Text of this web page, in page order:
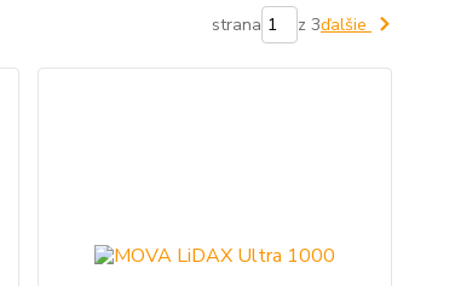
strana z 3ďalšie